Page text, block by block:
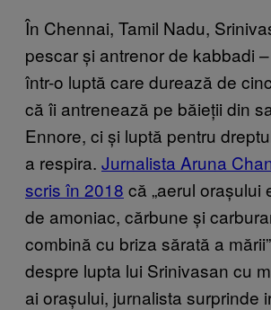
În Chennai, Tamil Nadu,
pescar și antrenor de kabbadi
într-o luptă care durează de
că îi antrenează pe băieții din
Ennore, ci și luptă pentru
a respira. Jurnalista Aruna
scris în 2018 că „aerul orașului
de amoniac, cărbune și
combină cu briza sărată a
despre lupta lui Srinivasan cu
ai orașului, jurnalista surprinde